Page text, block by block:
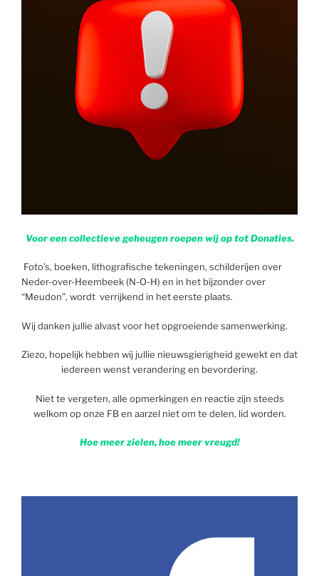
Voor een collectieve geheugen roepen wij op tot Donaties.
Foto’s, boeken, lithografische tekeningen, schilderijen over
Neder-over-Heembeek (N-O-H) en in het bijzonder over
“Meudon”, wordt verrijkend in het eerste plaats.
Wij danken jullie alvast voor het opgroeiende samenwerking.
Ziezo, hopelijk hebben wij jullie nieuwsgierigheid gewekt en dat
iedereen wenst verandering en bevordering.
Niet te vergeten, alle opmerkingen en reactie zijn steeds
welkom op onze FB en aarzel niet om te delen, lid worden.
Hoe meer zielen, hoe meer vreugd!